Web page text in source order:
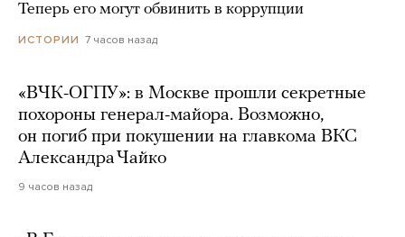
Теперь его могут обвинить в коррупции
ИСТОРИИ 7 часов назад
«ВЧК-ОГПУ»: в Москве прошли секретные
похороны генерал-майора. Возможно,
он погиб при покушении на главкома ВКС
Александра Чайко
9 часов назад